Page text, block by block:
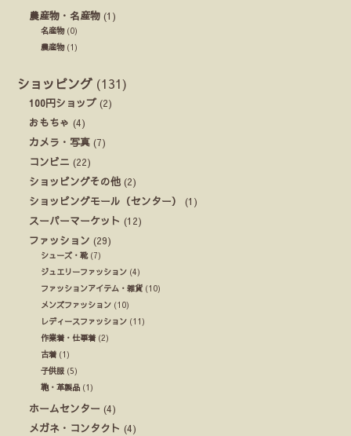
農産物・名産物 (1)
名産物(0)
農産物(1)
ショッピング (131)
100円ショップ (2)
おもちゃ (4)
カメラ・写真 (7)
コンビニ (22)
ショッピングその他 (2)
ショッピングモール（センター）
(1)
スーパーマーケット (12)
ファッション (29)
シューズ・靴(7)
ジュエリーファッション (4)
ファッションアイテム・雑貨 (10)
メンズファッション (10)
レディースファッション (11)
作業着・仕事着 (2)
古着 (1)
子供服 (5)
鞄・革製品 (1)
ホームセンター (4)
メガネ・コンタクト (4)